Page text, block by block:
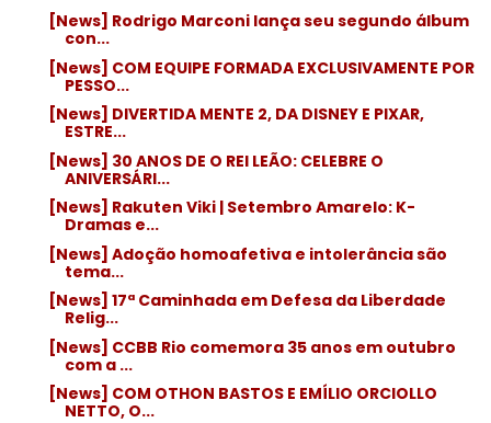
[News] Rodrigo Marconi lança seu segundo álbum
con...
[News] COM EQUIPE FORMADA EXCLUSIVAMENTE POR
PESSO...
[News] DIVERTIDA MENTE 2, DA DISNEY E PIXAR,
ESTRE...
[News] 30 ANOS DE O REI LEÃO: CELEBRE O
ANIVERSÁRI...
[News] Rakuten Viki | Setembro Amarelo: K-
Dramas e...
[News] Adoção homoafetiva e intolerância são
tema...
[News] 17ª Caminhada em Defesa da Liberdade
Relig...
[News] CCBB Rio comemora 35 anos em outubro
com a ...
[News] COM OTHON BASTOS E EMÍLIO ORCIOLLO
NETTO, O...